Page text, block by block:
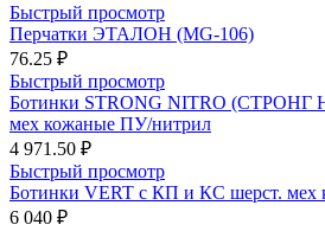
Быстрый просмотр
Перчатки ЭТАЛОН (MG-106)
76.25 ₽
Быстрый просмотр
Ботинки STRONG NITRO
мех кожаные ПУ/нитрил
4 971.50 ₽
Быстрый просмотр
Ботинки VERT с КП и КС шерст.
6 040 ₽